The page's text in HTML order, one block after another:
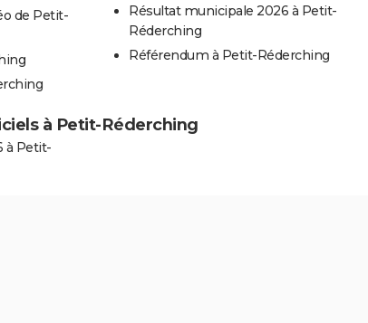
de Petit-
Résultat municipale 2026 à Petit-
Réderching
Référendum à Petit-Réderching
à Petit-Réderching
à Petit-